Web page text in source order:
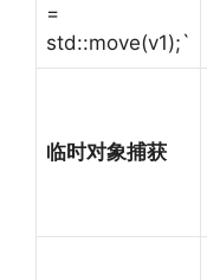
=
std::move(v1);`
临时对象捕获